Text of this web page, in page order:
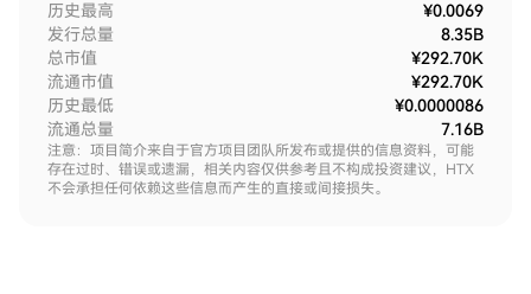
历史最高
¥0.0069
发行总量
8.35B
总市值
¥292.70K
流通市值
¥292.70K
历史最低
¥0.0000086
流通总量
7.16B
注意：项目简介来自于官方项目团队所发布或提供的信息资料，可能
存在过时、错误或遗漏，相关内容仅供参考且不构成投资建议，HTX
不会承担任何依赖这些信息而产生的直接或间接损失。